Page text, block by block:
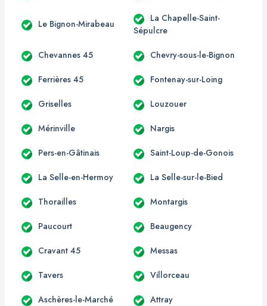
Le Bignon-Mirabeau
La Chapelle-Saint-
Sépulcre
Chevannes 45 Chevry-sous-le-Bignon
Ferrières 45 Fontenay-sur-Loing
Griselles Louzouer
Mérinville Nargis
Pers-en-Gâtinais Saint-Loup-de-Gonois
La Selle-en-Hermoy La Selle-sur-le-Bied
Thorailles Montargis
Paucourt Beaugency
Cravant 45 Messas
Tavers Villorceau
Aschères-le-Marché Attray